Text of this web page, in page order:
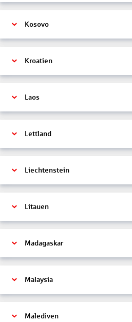
Kosovo
Kroatien
Laos
Lettland
Liechtenstein
Litauen
Madagaskar
Malaysia
Malediven